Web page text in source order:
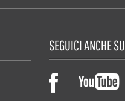
SEGUICI ANCHE SU